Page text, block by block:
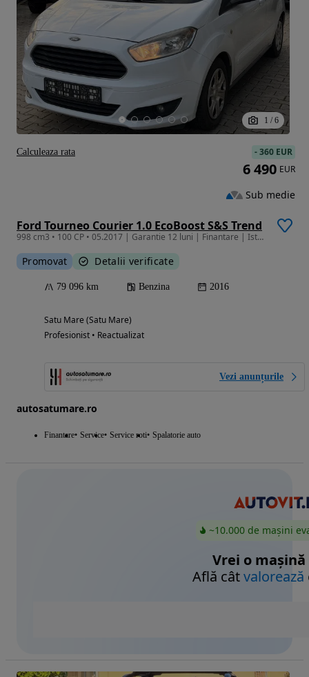
1 / 6
Ford Tourneo Courier 1.0 EcoBoost S&S Trend
998 cm3 • 100 CP • 05.2017 | Garantie 12 luni | Finantare | Istoric FORD | Pilot automat
Promovat Detalii verificate
79 096 km Benzina 2016
Satu Mare (Satu Mare)
Profesionist • Reactualizat
Vezi anunțurile
autosatumare.ro
Finantare Service Service roti Spalatorie auto
-360 EUR
6 490 EUR
Sub medie
Calculeaza rata
~10.000 de mașini
Vrei o mașină
Află câtvalorează